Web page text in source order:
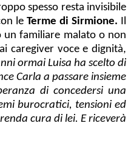
spesso resta invisibile
le Terme di Sirmione.
un familiare malato o non
caregiver voce e dignità,
ormai Luisa ha scelto di
Carla a passare insieme
di concedersi una
burocratici, tensioni ed
cura di lei. E riceverà